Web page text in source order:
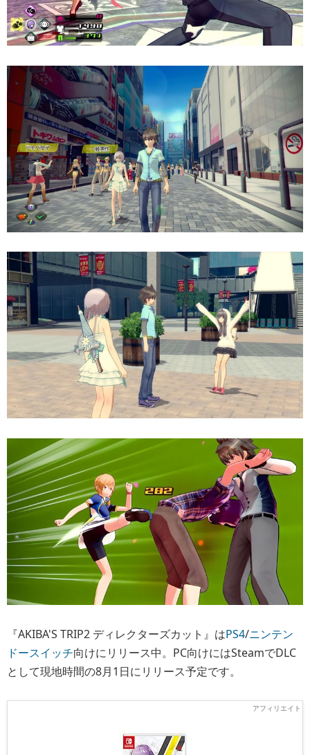
『AKIBA'S TRIP2 ディレクターズカット』はPS4/ニンテン
ドースイッチ向けにリリース中。PC向けにはSteamでDLC
として現地時間の8月1日にリリース予定です。